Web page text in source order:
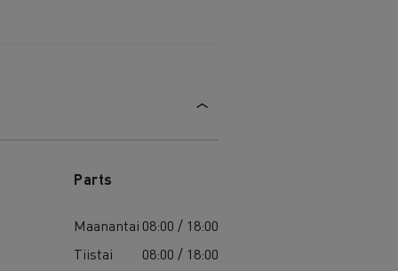
Parts
Maanantai 08:00 / 18:00
Tiistai
08:00 / 18:00